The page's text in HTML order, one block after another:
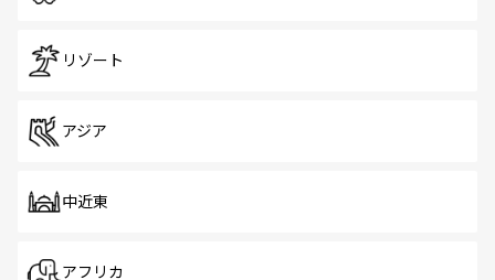
リゾート
アジア
中近東
アフリカ